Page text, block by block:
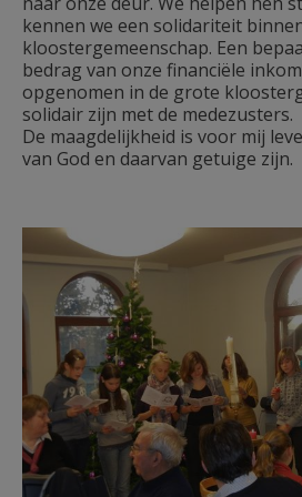
kennen we een solidariteit
kloostergemeenschap. Een
bedrag van onze financiële
opgenomen in de grote
solidair zijn met de medezusters.
De maagdelijkheid is voor mij
van God en daarvan getuige zijn.